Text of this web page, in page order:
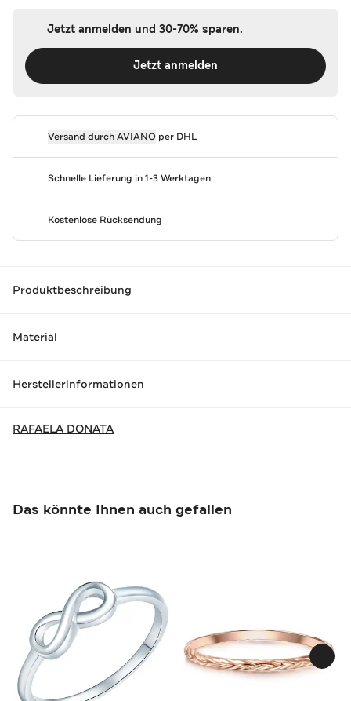
Jetzt anmelden und 30-70% sparen.
Jetzt anmelden
Versand durchAVIANOper DHL
Schnelle Lieferung in 1-3 Werktagen
Kostenlose Rücksendung
Produktbeschreibung
Material
Herstellerinformationen
RAFAELA DONATA
Das könnte Ihnen auch gefallen